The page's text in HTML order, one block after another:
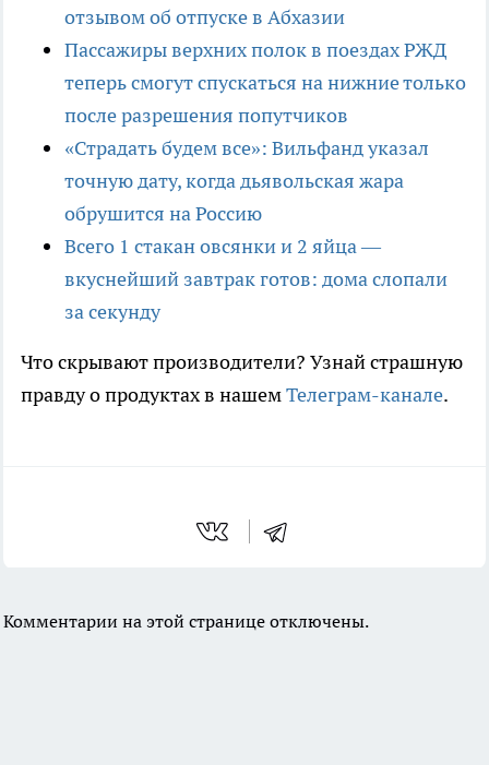
отзывом об отпуске в Абхазии
Пассажиры верхних полок в поездах РЖД
теперь смогут спускаться на нижние только
после разрешения попутчиков
«Страдать будем все»: Вильфанд указал
точную дату, когда дьявольская жара
обрушится на Россию
Всего 1 стакан овсянки и 2 яйца —
вкуснейший завтрак готов: дома слопали
за секунду
Что скрывают производители? Узнай страшную
правду о продуктах в нашемТелеграм-канале.
Комментарии на этой странице отключены.